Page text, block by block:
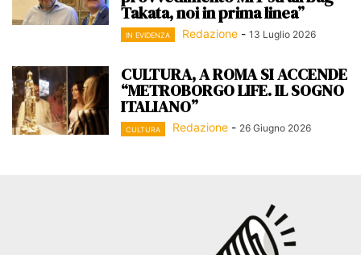
Takata, noi in prima linea”
IN EVIDENZA Redazione - 13 Luglio 2026
CULTURA, A ROMA SI ACCENDE
“METROBORGO LIFE. IL SOGNO
ITALIANO”
CULTURA Redazione - 26 Giugno 2026